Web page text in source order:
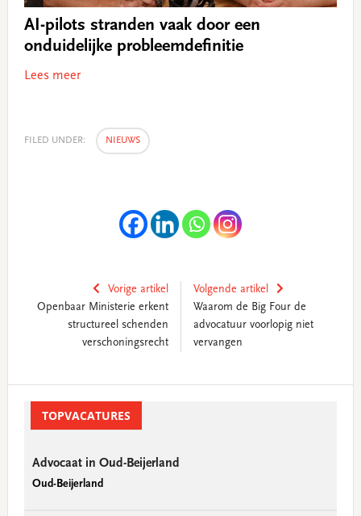
AI-pilots stranden vaak door een
onduidelijke probleemdefinitie
Lees meer
FILED UNDER: NIEUWS
Vorige artikel
Openbaar Ministerie erkent
structureel schenden
verschoningsrecht
Volgende artikel
Waarom de Big Four de
advocatuur voorlopig niet
vervangen
SidebarTOPVACATURES
Advocaat in Oud-Beijerland
Oud-Beijerland